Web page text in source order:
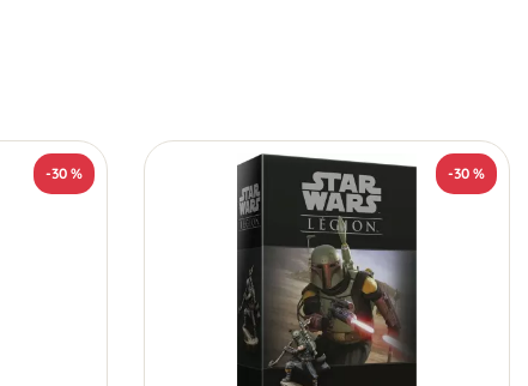
-30 % -30 %